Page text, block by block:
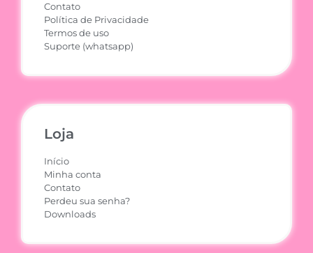
Contato
Política de Privacidade
Termos de uso
Suporte (whatsapp)
Loja
Início
Minha conta
Contato
Perdeu sua senha?
Downloads